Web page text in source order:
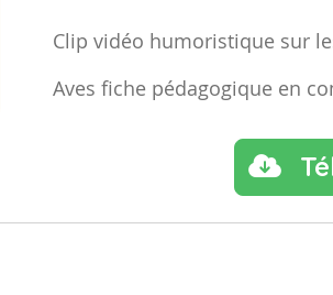
Clip vidéo humoristique sur
Aves fiche pédagogique en